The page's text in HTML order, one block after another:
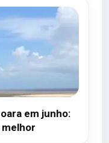
em junho: